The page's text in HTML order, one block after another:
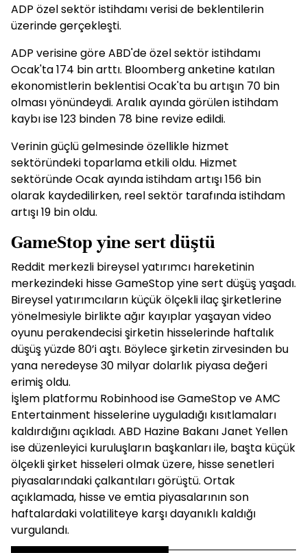
ADP özel sektör istihdamı verisi de beklentilerin
üzerinde gerçekleşti.
ADP verisine göre ABD'de özel sektör istihdamı
Ocak'ta 174 bin arttı. Bloomberg anketine katılan
ekonomistlerin beklentisi Ocak'ta bu artışın 70 bin
olması yönündeydi. Aralık ayında görülen istihdam
kaybı ise 123 binden 78 bine revize edildi.
Verinin güçlü gelmesinde özellikle hizmet
sektöründeki toparlama etkili oldu. Hizmet
sektöründe Ocak ayında istihdam artışı 156 bin
olarak kaydedilirken, reel sektör tarafında istihdam
artışı 19 bin oldu.
GameStop yine sert düştü
Reddit merkezli bireysel yatırımcı hareketinin
merkezindeki hisse GameStop yine sert düşüş yaşadı.
Bireysel yatırımcıların küçük ölçekli ilaç şirketlerine
yönelmesiyle birlikte ağır kayıplar yaşayan video
oyunu perakendecisi şirketin hisselerinde haftalık
düşüş yüzde 80’i aştı. Böylece şirketin zirvesinden bu
yana neredeyse 30 milyar dolarlık piyasa değeri
erimiş oldu.
İşlem platformu Robinhood ise GameStop ve AMC
Entertainment hisselerine uyguladığı kısıtlamaları
kaldırdığını açıkladı. ABD Hazine Bakanı Janet Yellen
ise düzenleyici kuruluşların başkanları ile, başta küçük
ölçekli şirket hisseleri olmak üzere, hisse senetleri
piyasalarındaki çalkantıları görüştü. Ortak
açıklamada, hisse ve emtia piyasalarının son
haftalardaki volatiliteye karşı dayanıklı kaldığı
vurgulandı.